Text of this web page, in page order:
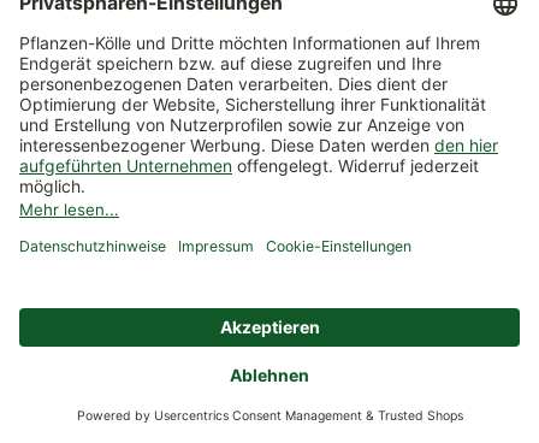
07131 1595-111
Montag bis Freitag 09:00-17:00 Uhr
Facebook
YouTube